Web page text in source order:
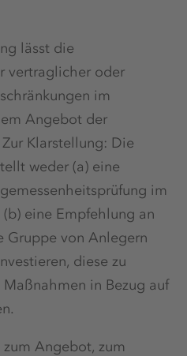
lässt die
vertraglicher oder
im
Angebot der
Klarstellung: Die
weder (a) eine
im
eine Empfehlung an
Gruppe von Anlegern
diese zu
in Bezug auf
Angebot, zum